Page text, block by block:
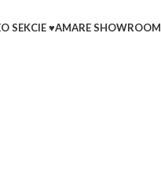
SEKCIE ♥AMARE SHOWROOM